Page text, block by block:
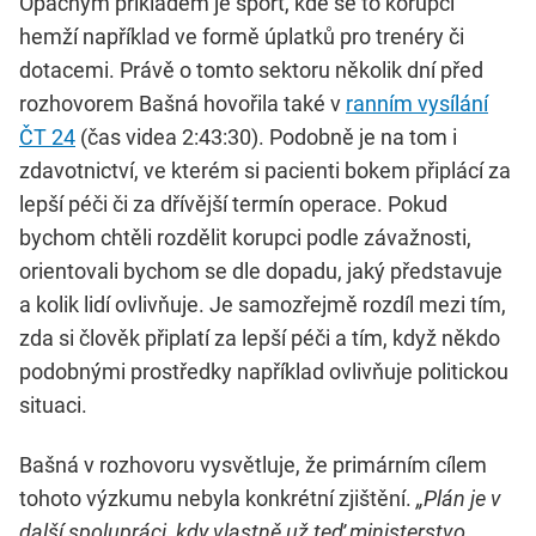
hemží například ve formě úplatků pro trenéry či
dotacemi. Právě o tomto sektoru několik dní před
rozhovorem Bašná hovořila také v ranním vysílání
ČT 24 (čas videa 2:43:30). Podobně je na tom i
zdavotnictví, ve kterém si pacienti bokem připlácí za
lepší péči či za dřívější termín operace. Pokud
bychom chtěli rozdělit korupci podle závažnosti,
orientovali bychom se dle dopadu, jaký představuje
a kolik lidí ovlivňuje. Je samozřejmě rozdíl mezi tím,
zda si člověk připlatí za lepší péči a tím, když někdo
podobnými prostředky například ovlivňuje politickou
situaci.
Bašná v rozhovoru vysvětluje, že primárním cílem
tohoto výzkumu nebyla konkrétní zjištění. „Plán je v